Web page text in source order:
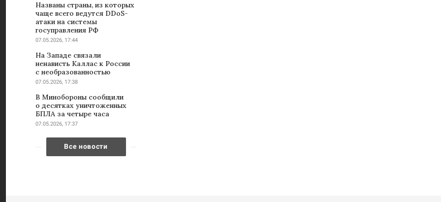
Названы страны, из которых
чаще всего ведутся DDoS-
атаки на системы
госуправления РФ
07.05.2026, 17:44
На Западе связали
ненависть Каллас к России
с необразованностью
07.05.2026, 17:38
В Минобороны сообщили
о десятках уничтоженных
БПЛА за четыре часа
07.05.2026, 17:37
Все новости